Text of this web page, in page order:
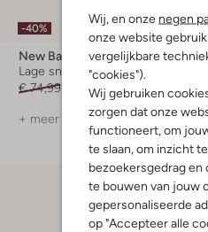
Wij, en onze negen
onze website
vergelijkbare
"cookies").
Wij gebruiken
zorgen dat onze
functioneert, om
te slaan, om inzicht
bezoekersgedrag en
te bouwen van jouw
gepersonaliseerde
op "Accepteer alle
-40%
New Balance
Lage sneakers
€ 74,99
€ 44,99
+ meer kleuren